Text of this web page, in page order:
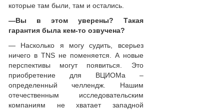
которые там были, там и остались.
—Вы в этом уверены? Такая
гарантия была кем-то озвучена?
— Насколько я могу судить, всерьез
ничего в TNS не поменяется. А новые
перспективы могут появиться. Это
приобретение для ВЦИОМа –
определенный челлендж. Нашим
отечественным исследовательским
компаниям не хватает западной